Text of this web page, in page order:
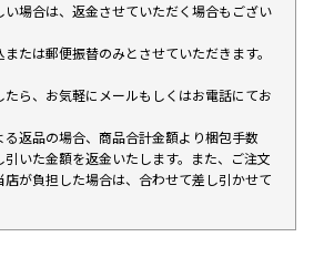
い場合は、返金させていただく場合もござい
たは郵便振替のみとさせていただきます。
たら、お気軽にメールもしくはお電話にてお
返品の場合、商品合計金額より梱包手数
いた金額を返金いたします。また、ご注文
が負担した場合は、合わせて差し引かせて